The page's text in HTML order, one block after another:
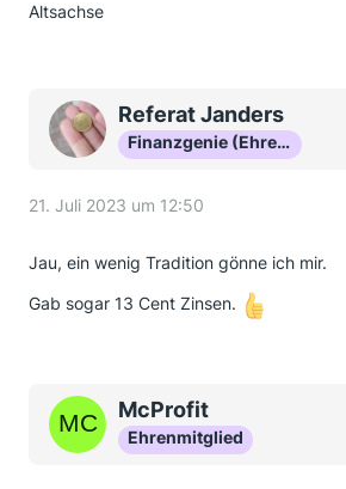
Altsachse
Referat Janders
Finanzgenie (Ehrenmitglied)
21. Juli 2023 um 12:50
Jau, ein wenig Tradition gönne ich mir.
Gab sogar 13 Cent Zinsen.
McProfit
Ehrenmitglied